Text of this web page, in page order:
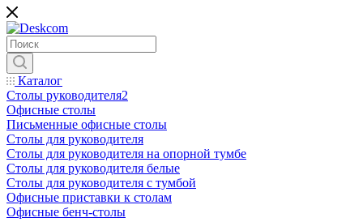
Каталог
Столы руководителя2
Офисные столы
Письменные офисные столы
Столы для руководителя
Столы для руководителя на опорной тумбе
Столы для руководителя белые
Столы для руководителя с тумбой
Офисные приставки к столам
Офисные бенч-столы